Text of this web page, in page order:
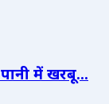
में खरबू...